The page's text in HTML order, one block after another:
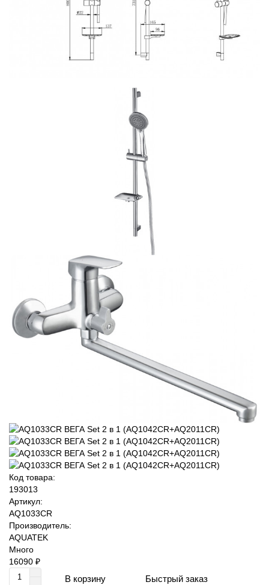
Код товара:
193013
Артикул:
AQ1033CR
Производитель:
AQUATEK
Много
16090 ₽
В корзину Быстрый заказ